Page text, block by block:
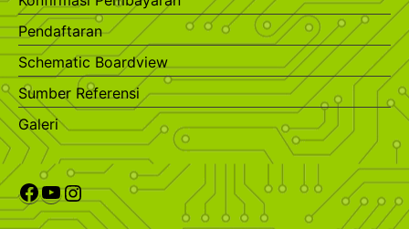
Pendaftaran
Schematic Boardview
Sumber Referensi
Galeri